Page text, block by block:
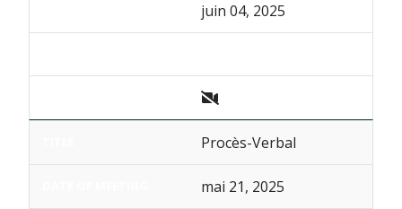
juin 04, 2025
Procès-Verbal
mai 21, 2025